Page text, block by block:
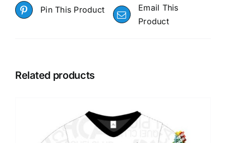
Pin This Product
Email This
Product
Related products